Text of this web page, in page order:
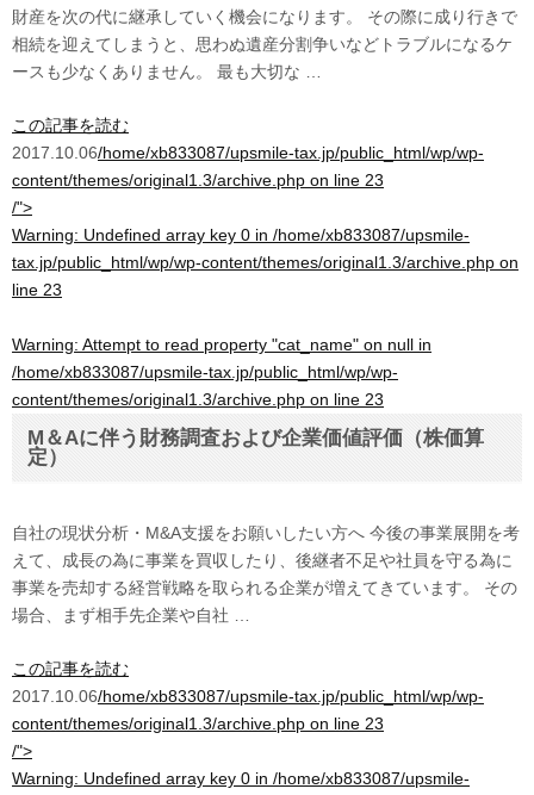
財産を次の代に継承していく機会になります。 その際に成り行きで
相続を迎えてしまうと、思わぬ遺産分割争いなどトラブルになるケ
ースも少なくありません。 最も大切な …
この記事を読む
2017.10.06/home/xb833087/upsmile-tax.jp/public_html/wp/wp-
content/themes/original1.3/archive.php on line 23
/">
Warning: Undefined array key 0 in /home/xb833087/upsmile-
tax.jp/public_html/wp/wp-content/themes/original1.3/archive.php on
line 23
Warning: Attempt to read property "cat_name" on null in
/home/xb833087/upsmile-tax.jp/public_html/wp/wp-
content/themes/original1.3/archive.php on line 23
M＆Aに伴う財務調査および企業価値評価（株価算
定）
自社の現状分析・M&A支援をお願いしたい方へ 今後の事業展開を考
えて、成長の為に事業を買収したり、後継者不足や社員を守る為に
事業を売却する経営戦略を取られる企業が増えてきています。 その
場合、まず相手先企業や自社 …
この記事を読む
2017.10.06/home/xb833087/upsmile-tax.jp/public_html/wp/wp-
content/themes/original1.3/archive.php on line 23
/">
Warning: Undefined array key 0 in /home/xb833087/upsmile-